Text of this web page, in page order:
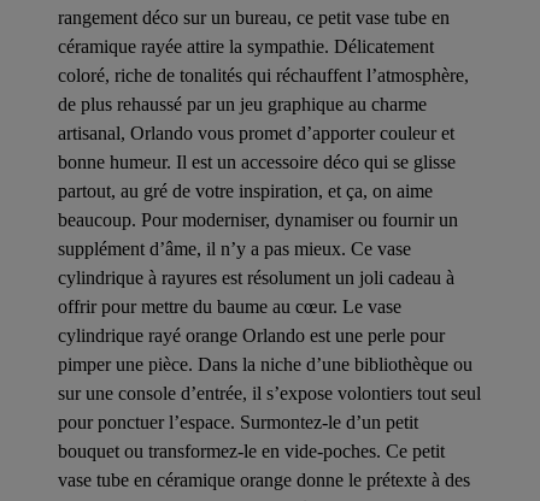
rangement déco sur un bureau, ce petit vase tube en
céramique rayée attire la sympathie. Délicatement
coloré, riche de tonalités qui réchauffent l’atmosphère,
de plus rehaussé par un jeu graphique au charme
artisanal, Orlando vous promet d’apporter couleur et
bonne humeur. Il est un accessoire déco qui se glisse
partout, au gré de votre inspiration, et ça, on aime
beaucoup. Pour moderniser, dynamiser ou fournir un
supplément d’âme, il n’y a pas mieux. Ce vase
cylindrique à rayures est résolument un joli cadeau à
offrir pour mettre du baume au cœur. Le vase
cylindrique rayé orange Orlando est une perle pour
pimper une pièce. Dans la niche d’une bibliothèque ou
sur une console d’entrée, il s’expose volontiers tout seul
pour ponctuer l’espace. Surmontez-le d’un petit
bouquet ou transformez-le en vide-poches. Ce petit
vase tube en céramique orange donne le prétexte à des